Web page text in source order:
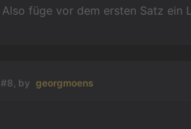
Also füge vor dem ersten Satz ein
#8, by georgmoens